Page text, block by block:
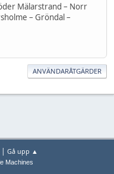
Mälarstrand – Norr
– Gröndal –
ANVÄNDARÅTGÄRDER
| Gå upp ▲
Machines